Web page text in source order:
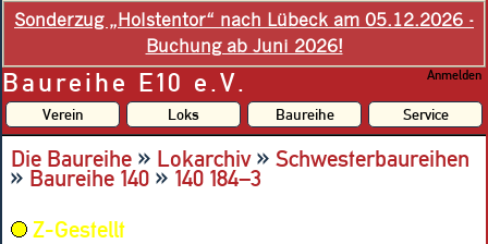
Sonderzug „Holstentor“ nach Lübeck am 05.12.2026 -
Buchung ab Juni 2026!
Baureihe E10 e.V. Anmelden
Verein Loks Baureihe Service
Die Baureihe » Lokarchiv» Schwesterbaureihen
»Baureihe 140 »140 184–3
Z-Gestellt